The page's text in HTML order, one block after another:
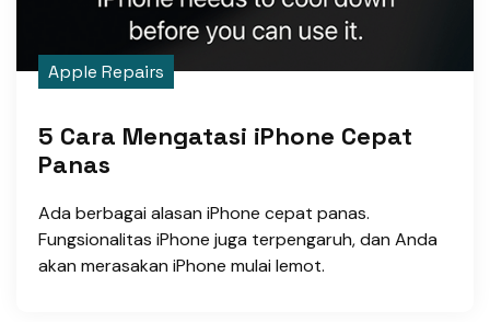
Apple Repairs
5 Cara Mengatasi iPhone Cepat
Panas
Ada berbagai alasan iPhone cepat panas.
Fungsionalitas iPhone juga terpengaruh, dan Anda
akan merasakan iPhone mulai lemot.